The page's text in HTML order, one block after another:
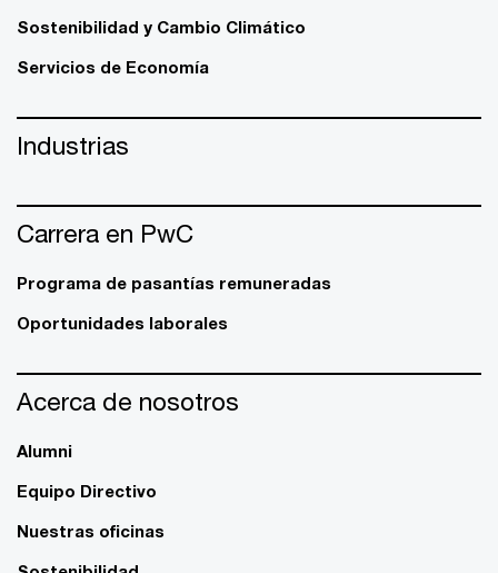
Sostenibilidad y Cambio Climático
Servicios de Economía
Industrias
Carrera en PwC
Programa de pasantías remuneradas
Oportunidades laborales
Acerca de nosotros
Alumni
Equipo Directivo
Nuestras oficinas